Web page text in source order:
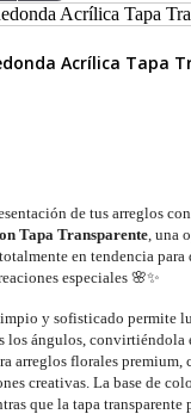
tiene
variantes.
la
página
de
producto
Acrílica Tapa
de tus arreglos con
Tapa Transparente , una
en tendencia para
especiales 🌸✨
y sofisticado permite
los ángulos, convirtiéndola
arreglos florales premium,
creativas. La base de
que la tapa transparente